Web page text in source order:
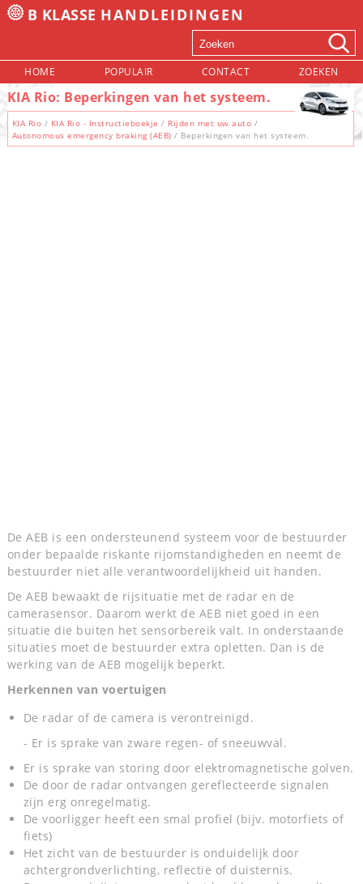
B KLASSE HANDLEIDINGEN
HOME POPULAIR CONTACT ZOEKEN
KIA Rio: Beperkingen van het systeem.
KIA Rio / KIA Rio - Instructieboekje / Rijden met uw auto /
Autonomous emergency braking (AEB) / Beperkingen van het systeem.
De AEB is een ondersteunend systeem voor de bestuurder
onder bepaalde riskante rijomstandigheden en neemt de
bestuurder niet alle verantwoordelijkheid uit handen.
De AEB bewaakt de rijsituatie met de radar en de
camerasensor. Daarom werkt de AEB niet goed in een
situatie die buiten het sensorbereik valt. In onderstaande
situaties moet de bestuurder extra opletten. Dan is de
werking van de AEB mogelijk beperkt.
Herkennen van voertuigen
De radar of de camera is verontreinigd.
- Er is sprake van zware regen- of sneeuwval.
Er is sprake van storing door elektromagnetische golven.
De door de radar ontvangen gereflecteerde signalen
zijn erg onregelmatig.
De voorligger heeft een smal profiel (bijv. motorfiets of
fiets)
Het zicht van de bestuurder is onduidelijk door
achtergrondverlichting, reflectie of duisternis.